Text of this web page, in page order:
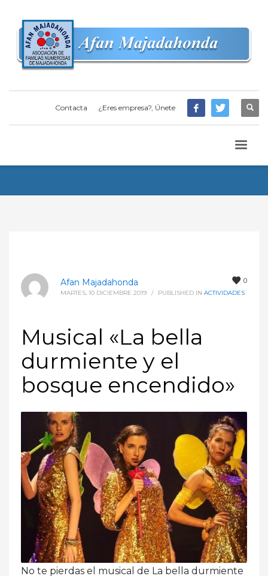
Contacta ¿Eres empresa?, Únete
0
Afan Majadahonda
MARTES, 10 DICIEMBRE 2019 / PUBLISHED IN ACTIVIDADES
Musical «La bella
durmiente y el
bosque encendido»
No te pierdas el musical de La bella durmiente